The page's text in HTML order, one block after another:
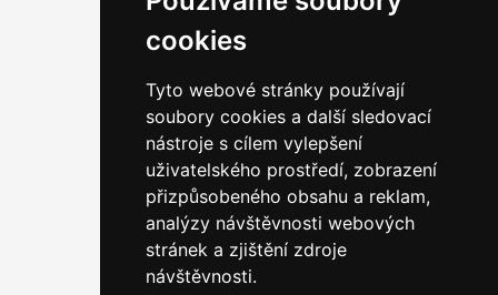
cookies
Tyto webové stránky používají
soubory cookies a další sledovací
nástroje s cílem vylepšení
uživatelského prostředí, zobrazení
přizpůsobeného obsahu a reklam,
analýzy návštěvnosti webových
stránek a zjištění zdroje
návštěvnosti.
24
POČET STÁVAJÍCÍCH JEDNOTEK
12/ 580
POČET VYBUDOVANÝCH JEDNOTEK/M2